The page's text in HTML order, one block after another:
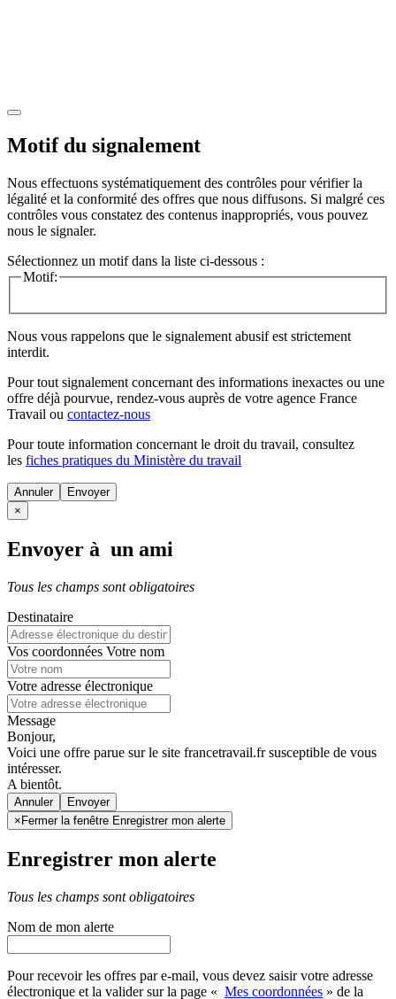
Motif du signalement
Nous effectuons systématiquement des contrôles pour vérifier la
légalité et la conformité des offres que nous diffusons. Si malgré ces
contrôles vous constatez des contenus inappropriés, vous pouvez
nous le signaler.
Sélectionnez un motif dans la liste ci-dessous :
Motif:
Nous vous rappelons que le signalement abusif est strictement
interdit.
Pour tout signalement concernant des informations inexactes ou une
offre déjà pourvue, rendez-vous auprès de votre agence France
Travail ou contactez-nous
Pour toute information concernant le droit du travail, consultez
les fiches pratiques du Ministère du travail
Annuler
×
Envoyer à un ami
Tous les champs sont obligatoires
Destinataire
Vos coordonnées Votre nom
Votre adresse électronique
Message
Bonjour,
Voici une offre parue sur le site francetravail.fr susceptible de vous
intéresser.
A bientôt.
Annuler
× Fermer la fenêtre Enregistrer mon alerte
Enregistrer mon alerte
Tous les champs sont obligatoires
Nom de mon alerte
Pour recevoir les offres par e-mail, vous devez saisir votre adresse
électronique et la valider sur la page « Mes coordonnées » de la